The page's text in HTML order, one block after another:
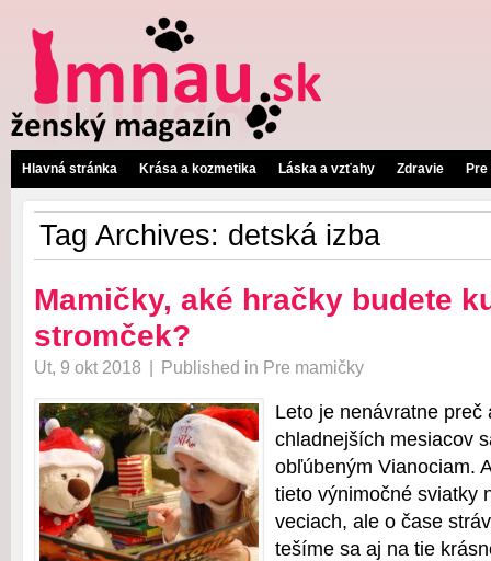
Hlavná stránka Krása a kozmetika Láska a vzťahy Zdravie
Tag Archives: detská izba
Mamičky, aké hračky budete
stromček?
Ut, 9 okt 2018 | Published in Pre mamičky
Leto je nenávratne preč
chladnejších mesiacov
obľúbeným Vianociam.
tieto výnimočné sviatky
veciach, ale o čase
tešíme sa aj na tie